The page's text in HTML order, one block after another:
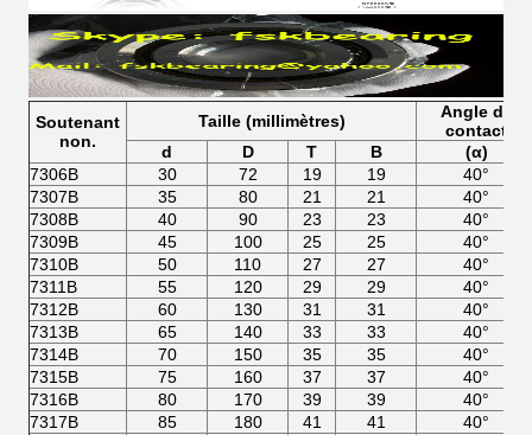
Soutenant
non.
Taille (millimètres)
Angle de
contact
d
D T B
(α)
7306B
30 72 19 19
40°
7307B
35 80 21 21
40°
7308B
40 90 23 23
40°
7309B
45 100 25 25
40°
7310B
50 110 27 27
40°
7311B
55 120 29 29
40°
7312B
60 130 31 31
40°
7313B
65 140 33 33
40°
7314B
70 150 35 35
40°
7315B
75 160 37 37
40°
7316B
80 170 39 39
40°
7317B
85 180 41 41
40°